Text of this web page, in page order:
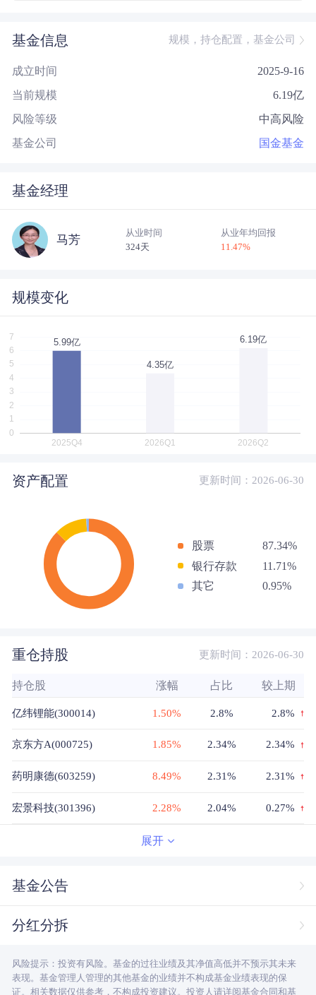
基金信息 规模，持仓配置，基金公司
成立时间 2025-9-16
当前规模 6.19亿
风险等级 中高风险
基金公司 国金基金
基金经理
马芳
从业时间
324天
从业年均回报
11.47%
规模变化
资产配置 更新时间：2026-06-30
股票
87.34%
银行存款
11.71%
其它
0.95%
重仓持股 更新时间：2026-06-30
持仓股 涨幅 占比 较上期
亿纬锂能(300014) 1.50% 2.8% 2.8%
京东方A(000725) 1.85% 2.34% 2.34%
药明康德(603259) 8.49% 2.31% 2.31%
宏景科技(301396) 2.28% 2.04% 0.27%
4.78%
领益智造(002600)
长电科技(600584) 2.48% 1.63% 1.63%
展开
基金公告
分红分拆
风险提示：投资有风险。基金的过往业绩及其净值高低并不预示其未来
表现。基金管理人管理的其他基金的业绩并不构成基金业绩表现的保
证。相关数据仅供参考，不构成投资建议。投资人请详阅基金合同和基